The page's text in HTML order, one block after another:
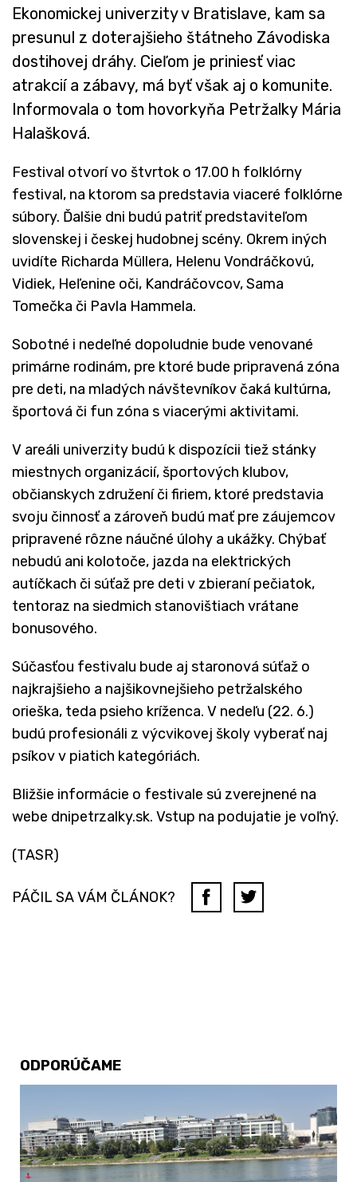
Ekonomickej univerzity v Bratislave, kam sa
presunul z doterajšieho štátneho Závodiska
dostihovej dráhy. Cieľom je priniesť viac
atrakcií a zábavy, má byť však aj o komunite.
Informovala o tom hovorkyňa Petržalky Mária
Halašková.
Festival otvorí vo štvrtok o 17.00 h folklórny
festival, na ktorom sa predstavia viaceré folklórne
súbory. Ďalšie dni budú patriť predstaviteľom
slovenskej i českej hudobnej scény. Okrem iných
uvidíte Richarda Müllera, Helenu Vondráčkovú,
Vidiek, Heľenine oči, Kandráčovcov, Sama
Tomečka či Pavla Hammela.
Sobotné i nedeľné dopoludnie bude venované
primárne rodinám, pre ktoré bude pripravená zóna
pre deti, na mladých návštevníkov čaká kultúrna,
športová či fun zóna s viacerými aktivitami.
V areáli univerzity budú k dispozícii tiež stánky
miestnych organizácií, športových klubov,
občianskych združení či firiem, ktoré predstavia
svoju činnosť a zároveň budú mať pre záujemcov
pripravené rôzne náučné úlohy a ukážky. Chýbať
nebudú ani kolotoče, jazda na elektrických
autíčkach či súťaž pre deti v zbieraní pečiatok,
tentoraz na siedmich stanovištiach vrátane
bonusového.
Súčasťou festivalu bude aj staronová súťaž o
najkrajšieho a najšikovnejšieho petržalského
orieška, teda psieho kríženca. V nedeľu (22. 6.)
budú profesionáli z výcvikovej školy vyberať naj
psíkov v piatich kategóriách.
Bližšie informácie o festivale sú zverejnené na
webe dnipetrzalky.sk. Vstup na podujatie je voľný.
(TASR)
PÁČIL SA VÁM ČLÁNOK?
ODPORÚČAME